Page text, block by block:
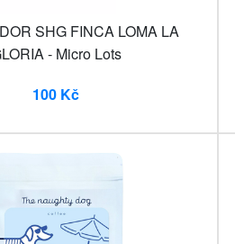
SHG FINCA LOMA LA
- Micro Lots
100 Kč